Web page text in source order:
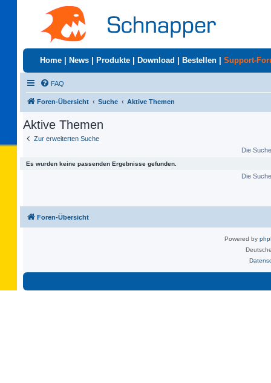
Home News Produkte Download Bestellen Support-
FAQ
Foren-Übersicht Suche Aktive Themen
Aktive Themen
Zur erweiterten Suche
Die
Es wurden keine passenden Ergebnisse gefunden.
Die
Foren-Übersicht
Powered by